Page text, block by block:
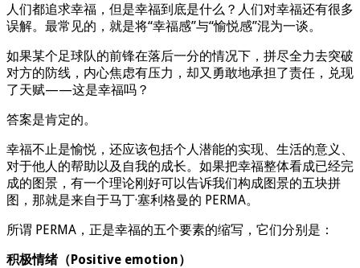
人们都追求幸福，但是幸福到底是什么？人们对幸福还有很多
误解。最常见的，就是将“幸福感”与“愉悦感”混为一谈。
如果某个足球队的前锋在落后一分的情况下，拼尽全力去突破
对方的防线，内心焦虑有压力，却又勇敢地承担了责任，兑现
了天赋——这是幸福吗？
答案是肯定的。
幸福不止是愉悦，还应该包括个人潜能的实现、生活的意义、
对于他人的帮助以及自我的成长。如果把幸福整体看成已经完
成的图景，有一个理论刚好可以告诉我们构成图景的五块拼
图，那就是来自于马丁·塞利格曼的 PERMA。
所谓 PERMA，正是幸福的五个要素的缩写，它们分别是：
积极情绪（Positive emotion）